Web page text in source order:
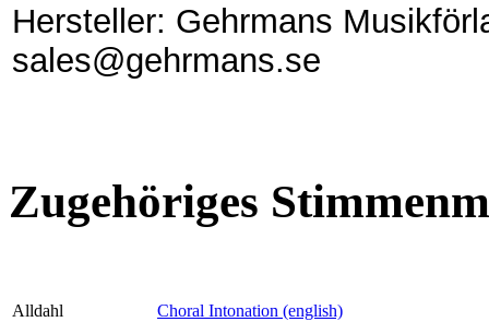
Hersteller: Gehrmans
sales@gehrmans.se
Zugehöriges
Alldahl Choral Intonation (english)